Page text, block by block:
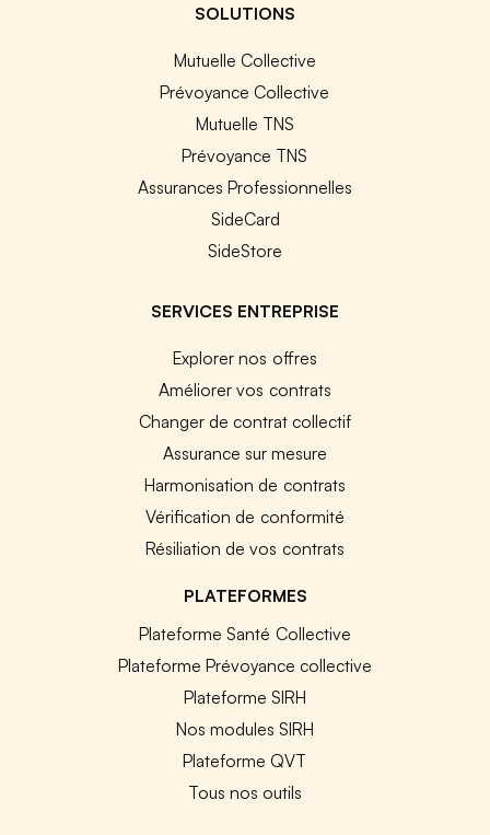
SOLUTIONS
Mutuelle Collective
Prévoyance Collective
Mutuelle TNS
Prévoyance TNS
Assurances Professionnelles
SideCard
SideStore
SERVICES ENTREPRISE
Explorer nos offres
Améliorer vos contrats
Changer de contrat collectif
Assurance sur mesure
Harmonisation de contrats
Vérification de conformité
Résiliation de vos contrats
PLATEFORMES
Plateforme Santé Collective
Plateforme Prévoyance collective
Plateforme SIRH
Nos modules SIRH
Plateforme QVT
Tous nos outils